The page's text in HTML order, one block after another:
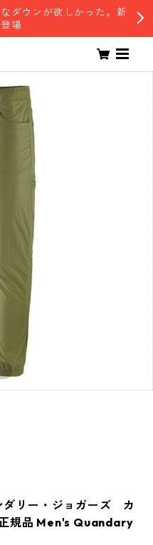
ダウンが欲しかった。新
場
リー・ジョガーズ カ
規品 Men's Quandary